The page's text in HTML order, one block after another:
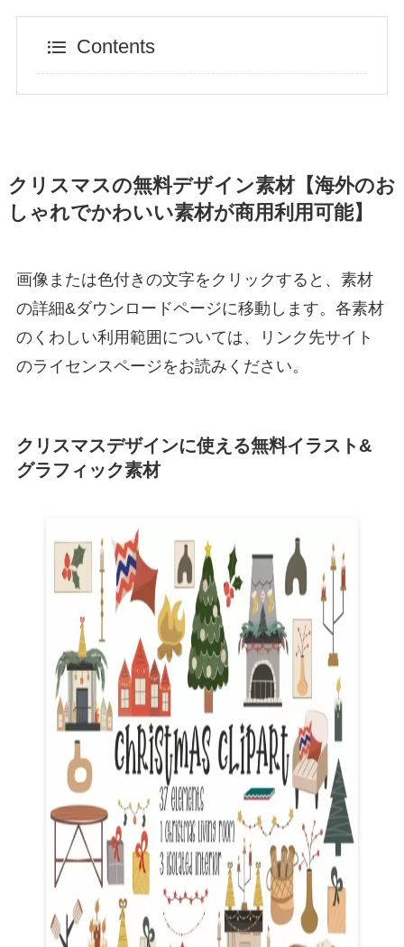
Contents
クリスマスの無料デザイン素材【海外のお
しゃれでかわいい素材が商用利用可能】
画像または色付きの文字をクリックすると、素材
の詳細&ダウンロードページに移動します。各素材
のくわしい利用範囲については、リンク先サイト
のライセンスページをお読みください。
クリスマスデザインに使える無料イラスト&
グラフィック素材